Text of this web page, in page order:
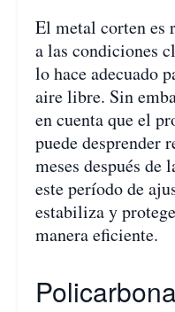
El metal corten es
a las condiciones
lo hace adecuado
aire libre. Sin
en cuenta que el
puede desprender
meses después de
este período de
estabiliza y
manera eficiente.